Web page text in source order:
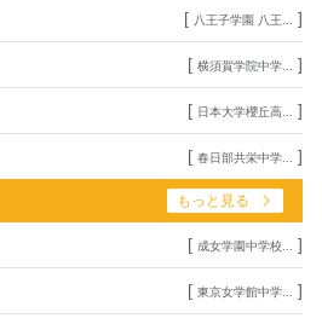
[ 八王子学園 八王... ]
[ 横須賀学院中学... ]
[ 日本大学櫻丘高... ]
[ 春日部共栄中学... ]
もっと見る
[ 成女学園中学校... ]
[ 東京女学館中学... ]